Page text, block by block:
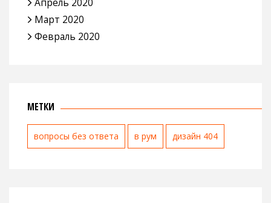
Март 2020
Февраль 2020
МЕТКИ
вопросы без ответа в рум дизайн 404